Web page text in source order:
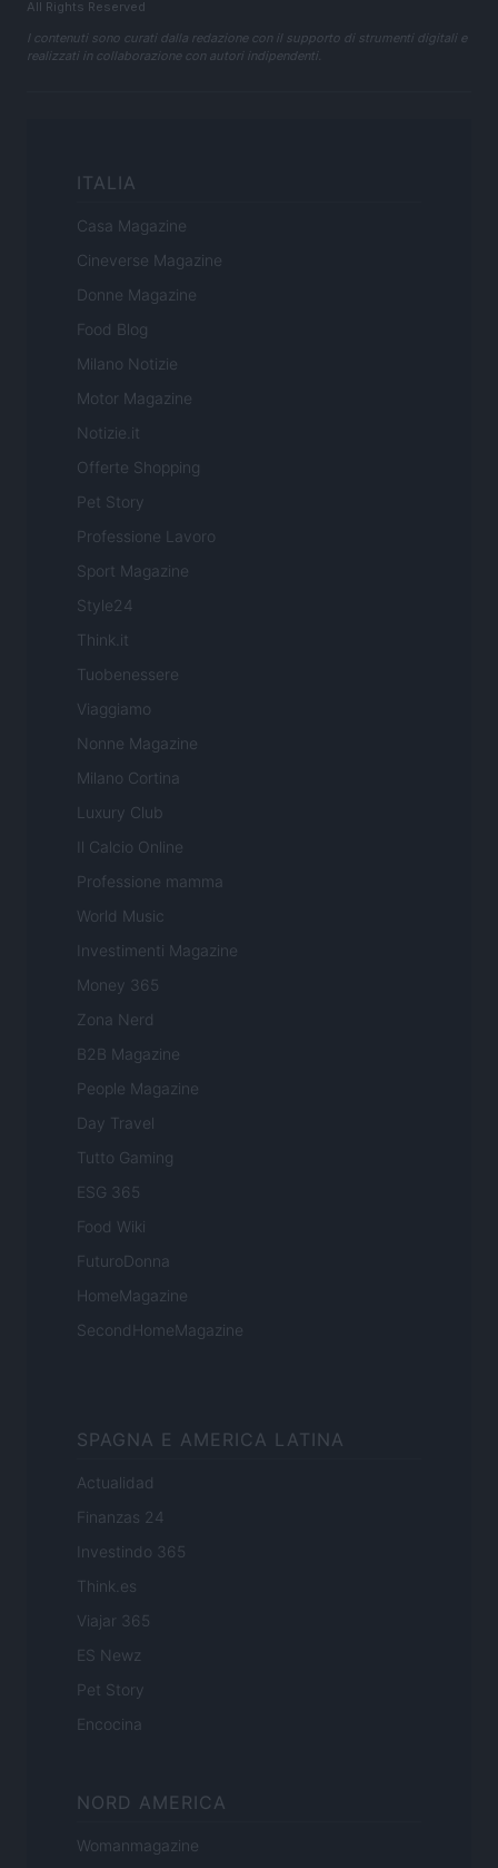
All Rights Reserved
I contenuti sono curati dalla redazione con il supporto di strumenti digitali e
realizzati in collaborazione con autori indipendenti.
ITALIA
Casa Magazine
Cineverse Magazine
Donne Magazine
Food Blog
Milano Notizie
Motor Magazine
Notizie.it
Offerte Shopping
Pet Story
Professione Lavoro
Sport Magazine
Style24
Think.it
Tuobenessere
Viaggiamo
Nonne Magazine
Milano Cortina
Luxury Club
Il Calcio Online
Professione mamma
World Music
Investimenti Magazine
Money 365
Zona Nerd
B2B Magazine
People Magazine
Day Travel
Tutto Gaming
ESG 365
Food Wiki
FuturoDonna
HomeMagazine
SecondHomeMagazine
SPAGNA E AMERICA LATINA
Actualidad
Finanzas 24
Investindo 365
Think.es
Viajar 365
ES Newz
Pet Story
Encocina
NORD AMERICA
Womanmagazine